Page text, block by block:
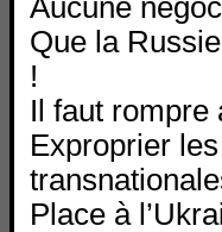
Aucune
Que la
!
Il faut rompre
Exproprier
Place à